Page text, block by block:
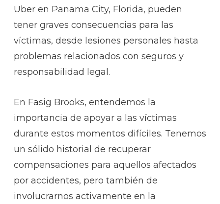
Uber en Panama City, Florida, pueden
tener graves consecuencias para las
víctimas, desde lesiones personales hasta
problemas relacionados con seguros y
responsabilidad legal.
En Fasig Brooks, entendemos la
importancia de apoyar a las víctimas
durante estos momentos difíciles. Tenemos
un sólido historial de recuperar
compensaciones para aquellos afectados
por accidentes, pero también de
involucrarnos activamente en la